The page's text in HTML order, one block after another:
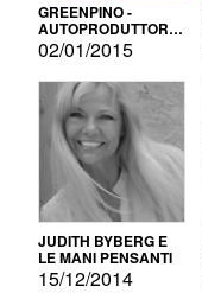
GREENPINO -
AUTOPRODUTTORE
PER AMORE
02/01/2015
JUDITH BYBERG E
LE MANI PENSANTI
15/12/2014